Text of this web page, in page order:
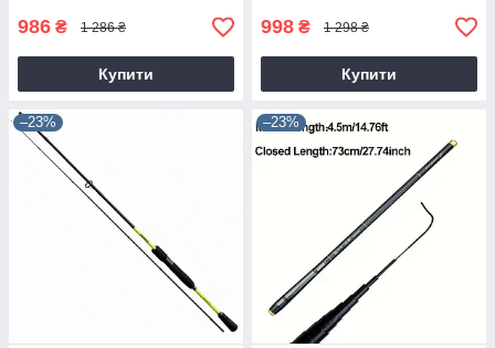
986 ₴ 1 286 ₴
Купити
998 ₴ 1 298 ₴
Купити
–23% –23%